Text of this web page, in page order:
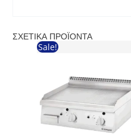
ΣΧΕΤΙΚΆ ΠΡΟΪΌΝΤΑ
Sale!